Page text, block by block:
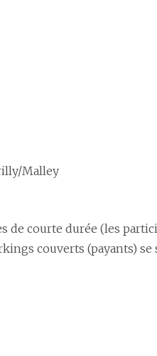
Malley
de courte durée (les
couverts (payants) se